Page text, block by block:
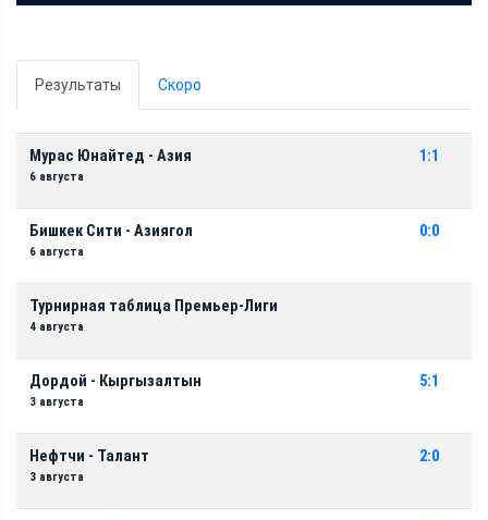
Результаты Скоро
Мурас Юнайтед - Азия
6 августа
1:1
Бишкек Сити - Азиягол
6 августа
0:0
Турнирная таблица Премьер-Лиги
4 августа
Дордой - Кыргызалтын
3 августа
5:1
Нефтчи - Талант
3 августа
2:0